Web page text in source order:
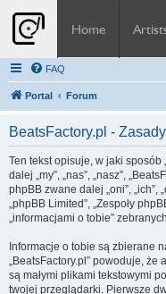
Home
FAQ
Portal Forum
BeatsFactory.pl -
Ten tekst opisuje, w jaki sposób
dalej „my”, „nas”, „nasz”,
phpBB zwane dalej „oni”, „ich”,
„phpBB Limited”, „Zespoły
„informacjami o tobie”
Informacje o tobie są zbierane
„BeatsFactory.pl” powoduje,
są małymi plikami tekstowymi
twojej przeglądarki. Pierwsze